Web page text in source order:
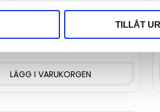
TILLÅT
digitala in och